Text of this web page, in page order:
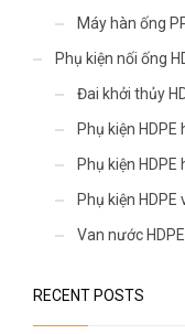
Máy hàn ống
Phụ kiện nối ống
Đai khởi thủy
Phụ kiện
Phụ kiện HDPE
Phụ kiện HDPE
Van nước
RECENT POSTS